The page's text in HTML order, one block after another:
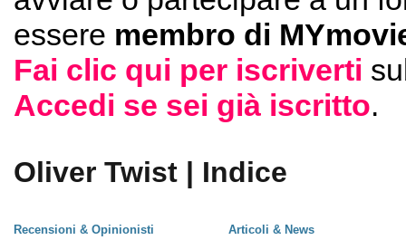
essere membro di
Fai clic qui per iscriverti
Accedi se sei già iscritto.
Oliver Twist | Indice
Recensioni & Opinionisti
Articoli & News